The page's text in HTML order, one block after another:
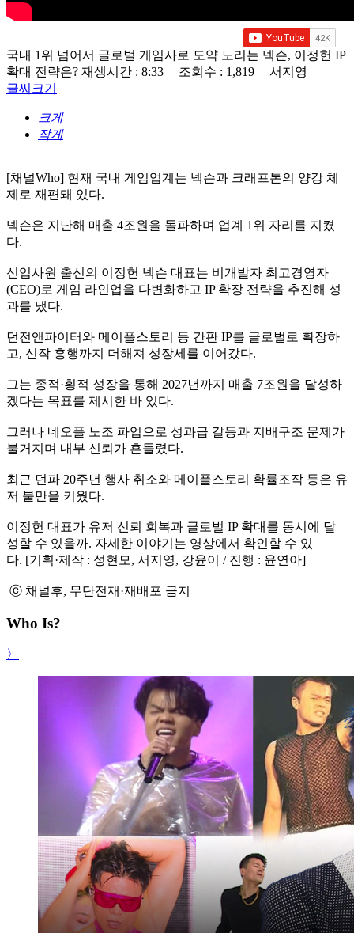
국내 1위 넘어서 글로벌 게임사로 도약 노리는 넥슨, 이정헌 IP
확대 전략은? 재생시간 : 8:33 | 조회수 : 1,819 | 서지영
글씨크기
크게
작게
[채널Who] 현재 국내 게임업계는 넥슨과 크래프톤의 양강 체
제로 재편돼 있다.
넥슨은 지난해 매출 4조원을 돌파하며 업계 1위 자리를 지켰
다.
신입사원 출신의 이정헌 넥슨 대표는 비개발자 최고경영자
(CEO)로 게임 라인업을 다변화하고 IP 확장 전략을 추진해 성
과를 냈다.
던전앤파이터와 메이플스토리 등 간판 IP를 글로벌로 확장하
고, 신작 흥행까지 더해져 성장세를 이어갔다.
그는 종적·횡적 성장을 통해 2027년까지 매출 7조원을 달성하
겠다는 목표를 제시한 바 있다.
그러나 네오플 노조 파업으로 성과급 갈등과 지배구조 문제가
불거지며 내부 신뢰가 흔들렸다.
최근 던파 20주년 행사 취소와 메이플스토리 확률조작 등은 유
저 불만을 키웠다.
이정헌 대표가 유저 신뢰 회복과 글로벌 IP 확대를 동시에 달
성할 수 있을까. 자세한 이야기는 영상에서 확인할 수 있
다. [기획·제작 : 성현모, 서지영, 강윤이 / 진행 : 윤연아]
ⓒ 채널후, 무단전재·재배포 금지
Who Is?
〉